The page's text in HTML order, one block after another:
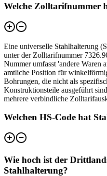
Welche Zolltarifnummer
Eine universelle Stahlhalterung
unter der Zolltarifnummer
Nummer umfasst 'andere Waren
amtliche Position für
Bohrungen, die nicht als
Konstruktionsteile ausgeführt
mehrere verbindliche
Welchen HS-Code hat
Wie hoch ist der
Stahlhalterung?